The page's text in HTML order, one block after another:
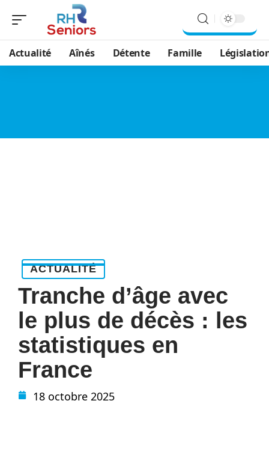
Actualité Aînés Détente Famille
ACTUALITÉ
Tranche d’âge avec
le plus de décès : les
statistiques en
France
18 octobre 2025